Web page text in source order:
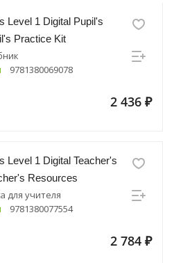
Level 1 Digital Pupil's
Practice Kit
9781380069078
2 436 ₽
Level 1 Digital Teacher's
Resources
для учителя
9781380077554
2 784 ₽